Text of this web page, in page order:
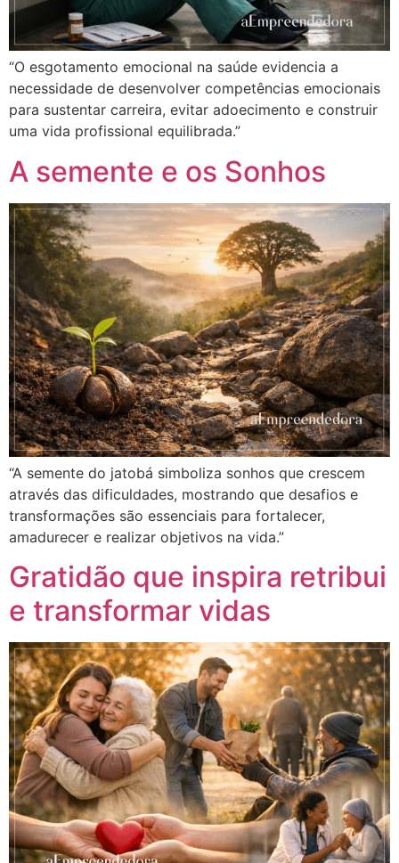
“O esgotamento emocional na saúde evidencia a
necessidade de desenvolver competências emocionais
para sustentar carreira, evitar adoecimento e construir
uma vida profissional equilibrada.”
A semente e os Sonhos
“A semente do jatobá simboliza sonhos que crescem
através das dificuldades, mostrando que desafios e
transformações são essenciais para fortalecer,
amadurecer e realizar objetivos na vida.”
Gratidão que inspira retribui
e transformar vidas